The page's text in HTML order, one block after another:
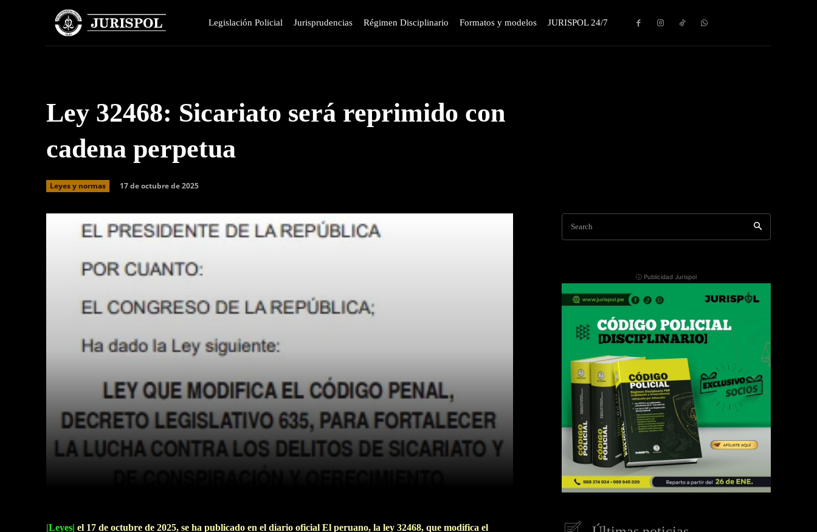
Legislación Policial Jurisprudencias Régimen Disciplinario Formatos y modelos JURISPOL 24/7
Ley 32468: Sicariato será reprimido con
cadena perpetua
Leyes y normas 17 de octubre de 2025
Facebook Twitter WhatsApp Linkedin
|Leyes| el 17 de octubre de 2025, se ha publicado en el diario oficial El peruano, la ley 32468, que modifica el
Search
ⓘ Publicidad Jurispol